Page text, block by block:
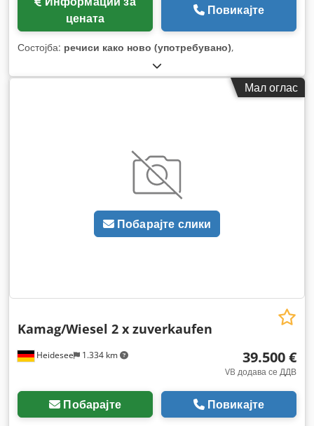
цената
Повикајте
Состојба: речиси како ново (употребувано),
Мал оглас
Побарајте слики
Heidesee 1.334 km
Kamag/Wiesel 2 x zuverkaufen
39.500 €
VB додава се ДДВ
Побарајте Повикајте